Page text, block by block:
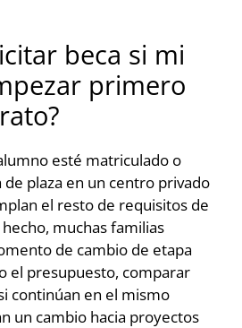
beca si mi
primero
esté matriculado o
plaza en un centro privado
el resto de requisitos de
muchas familias
de cambio de etapa
el presupuesto, comparar
continúan en el mismo
un cambio hacia proyectos